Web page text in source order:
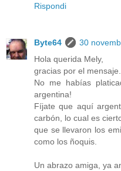
Rispondi
Byte64
30
Hola querida Mely,
gracias por el mensaje.
No me habías
argentina!
Fíjate que aquí
carbón, lo cual es
que se llevaron los
como los ñoquis.
Un abrazo amiga, ya